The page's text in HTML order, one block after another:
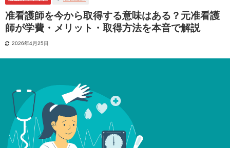
准看護師を今から取得する意味はある？元准看護
師が学費・メリット・取得方法を本音で解説
2026年4月25日